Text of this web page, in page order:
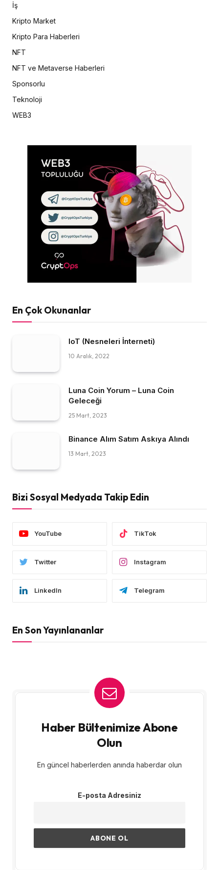
İş
Kripto Market
Kripto Para Haberleri
NFT
NFT ve Metaverse Haberleri
Sponsorlu
Teknoloji
WEB3
En Çok Okunanlar
IoT (Nesneleri İnterneti)
10 Aralık, 2022
Luna Coin Yorum – Luna Coin
Geleceği
25 Mart, 2023
Binance Alım Satım Askıya Alındı
13 Mart, 2023
Bizi Sosyal Medyada Takip Edin
YouTube TikTok
Twitter Instagram
LinkedIn Telegram
En Son Yayınlananlar
Haber Bültenimize Abone
Olun
En güncel haberlerden anında haberdar olun
E-posta Adresiniz